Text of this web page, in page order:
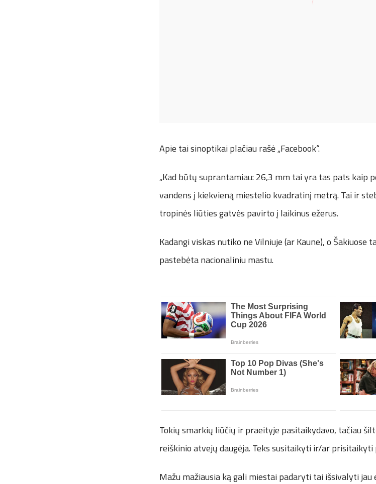
Apie tai sinoptikai plačiau rašė „Facebook“.
„Kad būtų suprantamiau: 26,3 mm tai yra tas pats kaip
vandens į kiekvieną miestelio kvadratinį metrą. Tai ir
tropinės liūties gatvės pavirto į laikinus ežerus.
Kadangi viskas nutiko ne Vilniuje (ar Kaune), o
pastebėta nacionaliniu mastu.
Tokių smarkių liūčių ir praeityje pasitaikydavo, tačiau
reiškinio atvejų daugėja. Teks susitaikyti ir/ar
Mažu mažiausia ką gali miestai padaryti tai išsivalyti jau